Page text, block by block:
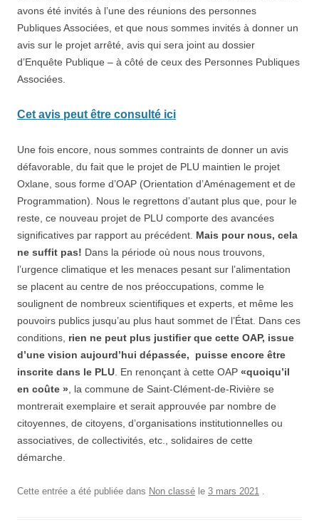
avons été invités à l’une des réunions des personnes
Publiques Associées, et que nous sommes invités à donner un
avis sur le projet arrêté, avis qui sera joint au dossier
d’Enquête Publique – à côté de ceux des Personnes Publiques
Associées.
Cet avis peut être consulté ici
Une fois encore, nous sommes contraints de donner un avis
défavorable, du fait que le projet de PLU maintien le projet
Oxlane, sous forme d’OAP (Orientation d’Aménagement et de
Programmation). Nous le regrettons d’autant plus que, pour le
reste, ce nouveau projet de PLU comporte des avancées
significatives par rapport au précédent. Mais pour nous, cela
ne suffit pas! Dans la période où nous nous trouvons,
l’urgence climatique et les menaces pesant sur l’alimentation
se placent au centre de nos préoccupations, comme le
soulignent de nombreux scientiﬁques et experts, et même les
pouvoirs publics jusqu’au plus haut sommet de l’État. Dans ces
conditions, rien ne peut plus justiﬁer que cette OAP, issue
d’une vision aujourd’hui dépassée, puisse encore être
inscrite dans le PLU . En renonçant à cette OAP «quoiqu’il
en coûte » , la commune de Saint-Clément-de-Rivière se
montrerait exemplaire et serait approuvée par nombre de
citoyennes, de citoyens, d’organisations institutionnelles ou
associatives, de collectivités, etc., solidaires de cette
démarche.
Cette entrée a été publiée dans Non classé le 3 mars 2021 .